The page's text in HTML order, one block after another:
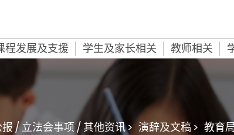
程发展及支援 学生及家长相关 教师相关
/ 立法会事项 / 其他资讯 > 演辞及文稿 > 教育